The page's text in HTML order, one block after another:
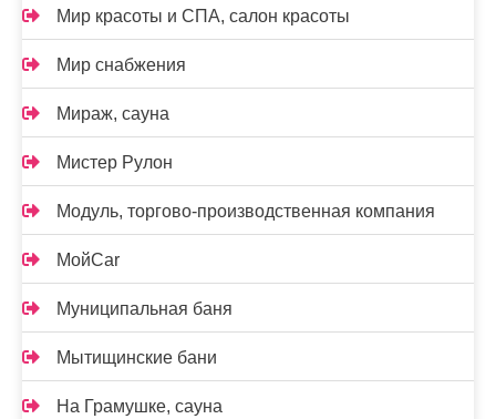
Мир красоты и СПА, салон красоты
Мир снабжения
Мираж, сауна
Мистер Рулон
Модуль, торгово-производственная компания
МойCar
Муниципальная баня
Мытищинские бани
На Грамушке, сауна